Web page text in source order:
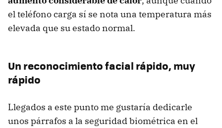
el teléfono carga sí se nota una temperatura más
elevada que su estado normal.
Un reconocimiento facial rápido, muy
rápido
Llegados a este punto me gustaría dedicarle
unos párrafos a la seguridad biométrica en el